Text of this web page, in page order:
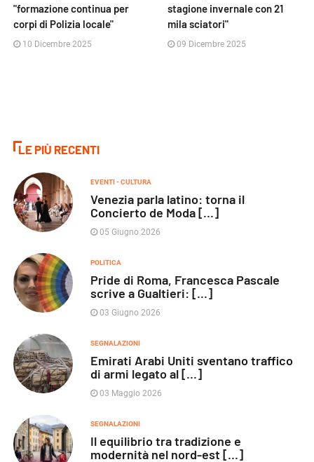
"formazione continua per
corpi di Polizia locale"
10 Dicembre 2025
stagione invernale con 21
mila sciatori"
09 Dicembre 2025
LE PIÙ RECENTI
EVENTI - CULTURA
Venezia parla latino: torna il
Concierto de Moda [...]
05 Giugno 2026
POLITICA
Pride di Roma, Francesca Pascale
scrive a Gualtieri: [...]
03 Giugno 2026
SEGNALAZIONI
Emirati Arabi Uniti sventano traffico
di armi legato al [...]
03 Maggio 2026
SEGNALAZIONI
Il equilibrio tra tradizione e
modernità nel nord-est [...]